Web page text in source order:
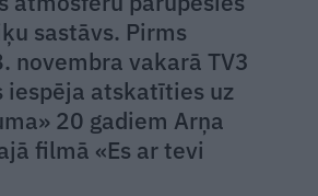
sastāvs. Pirms
novembra vakarā TV3
atskatīties uz
20 gadiem Arņa
filmā «Es ar tevi